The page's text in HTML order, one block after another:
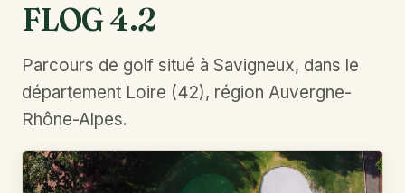
FLOG 4.2
Parcours de golf situé à Savigneux, dans le
département Loire (42), région Auvergne-
Rhône-Alpes.